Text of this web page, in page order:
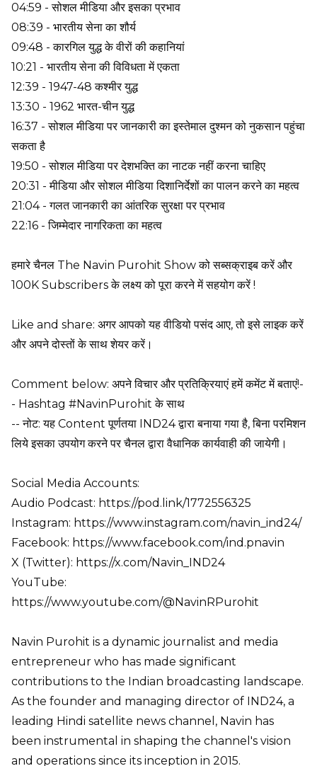
04:59 - सोशल मीडिया और इसका प्रभाव
08:39 - भारतीय सेना का शौर्य
09:48 - कारगिल युद्ध के वीरों की कहानियां
10:21 - भारतीय सेना की विविधता में एकता
12:39 - 1947-48 कश्मीर युद्ध
13:30 - 1962 भारत-चीन युद्ध
16:37 - सोशल मीडिया पर जानकारी का इस्तेमाल दुश्मन को नुकसान पहुंचा
सकता है
19:50 - सोशल मीडिया पर देशभक्ति का नाटक नहीं करना चाहिए
20:31 - मीडिया और सोशल मीडिया दिशानिर्देशों का पालन करने का महत्व
21:04 - गलत जानकारी का आंतरिक सुरक्षा पर प्रभाव
22:16 - जिम्मेदार नागरिकता का महत्व
हमारे चैनल The Navin Purohit Show को सब्सक्राइब करें और
100K Subscribers के लक्ष्य को पूरा करने में सहयोग करें !
Like and share: अगर आपको यह वीडियो पसंद आए, तो इसे लाइक करें
और अपने दोस्तों के साथ शेयर करें।
Comment below: अपने विचार और प्रतिक्रियाएं हमें कमेंट में बताएं!-
- Hashtag #NavinPurohit के साथ
-- नोट: यह Content पूर्णतया IND24 द्वारा बनाया गया है, बिना परमिशन
लिये इसका उपयोग करने पर चैनल द्वारा वैधानिक कार्यवाही की जायेगी।
Social Media Accounts:
Audio Podcast: https://pod.link/1772556325
Instagram: https://www.instagram.com/navin_ind24/
Facebook: https://www.facebook.com/ind.pnavin
X (Twitter): https://x.com/Navin_IND24
YouTube:
https://www.youtube.com/@NavinRPurohit
Navin Purohit is a dynamic journalist and media
entrepreneur who has made significant
contributions to the Indian broadcasting landscape.
As the founder and managing director of IND24, a
leading Hindi satellite news channel, Navin has
been instrumental in shaping the channel's vision
and operations since its inception in 2015.